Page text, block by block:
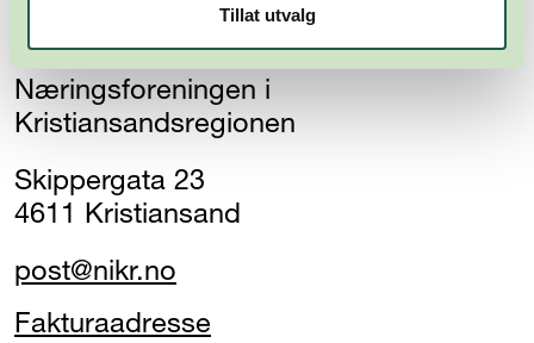
Tillat utvalg
Næringsforeningen i
Kristiansandsregionen
Skippergata 23
4611 Kristiansand
post@nikr.no
Fakturaadresse